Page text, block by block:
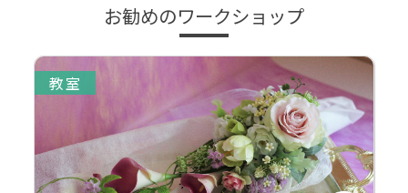
お勧めのワークショップ
教室